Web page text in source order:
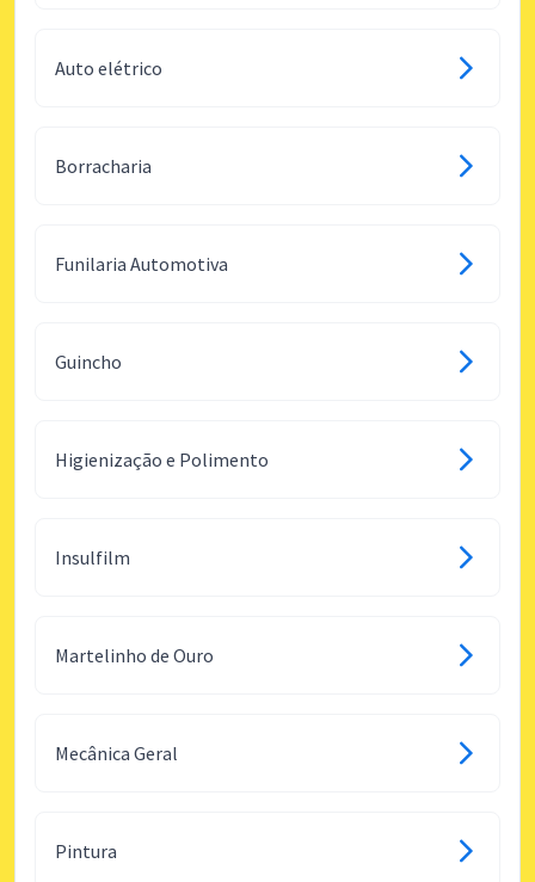
Auto elétrico
Borracharia
Funilaria Automotiva
Guincho
Higienização e Polimento
Insulfilm
Martelinho de Ouro
Mecânica Geral
Pintura